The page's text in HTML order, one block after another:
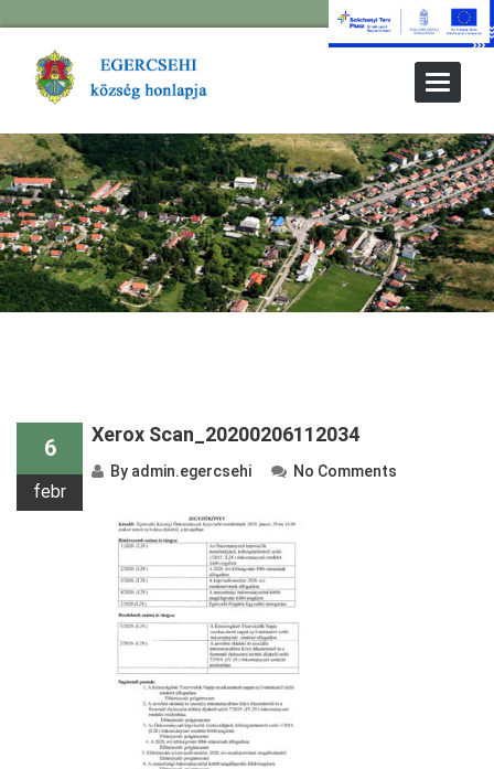
Toggle
6
febr
Xerox Scan_20200206112034
By admin.egercsehi No Comments